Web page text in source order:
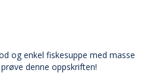
og enkel fiskesuppe med masse
denne oppskriften!